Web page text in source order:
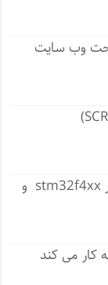
تحت وب سایت
راه اندازی واحد ADC میکروکنترلر stm32f4xx و
کار می کند